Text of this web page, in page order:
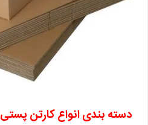
دسته بندی انواع کارتن پستی